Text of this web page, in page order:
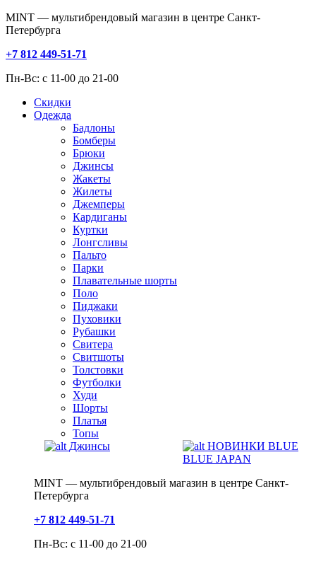
MINT — мультибрендовый магазин в центре Санкт-
Петербурга
+7 812 449-51-71
Пн-Вс: с 11-00 до 21-00
Скидки
Одежда
Бадлоны
Бомберы
Брюки
Джинсы
Жакеты
Жилеты
Джемперы
Кардиганы
Куртки
Лонгсливы
Пальто
Парки
Плавательные шорты
Поло
Пиджаки
Пуховики
Рубашки
Свитера
Свитшоты
Толстовки
Футболки
Худи
Шорты
Платья
Топы
Джинсы
НОВИНКИ BLUE
BLUE JAPAN
MINT — мультибрендовый магазин в центре Санкт-
Петербурга
+7 812 449-51-71
Пн-Вс: с 11-00 до 21-00